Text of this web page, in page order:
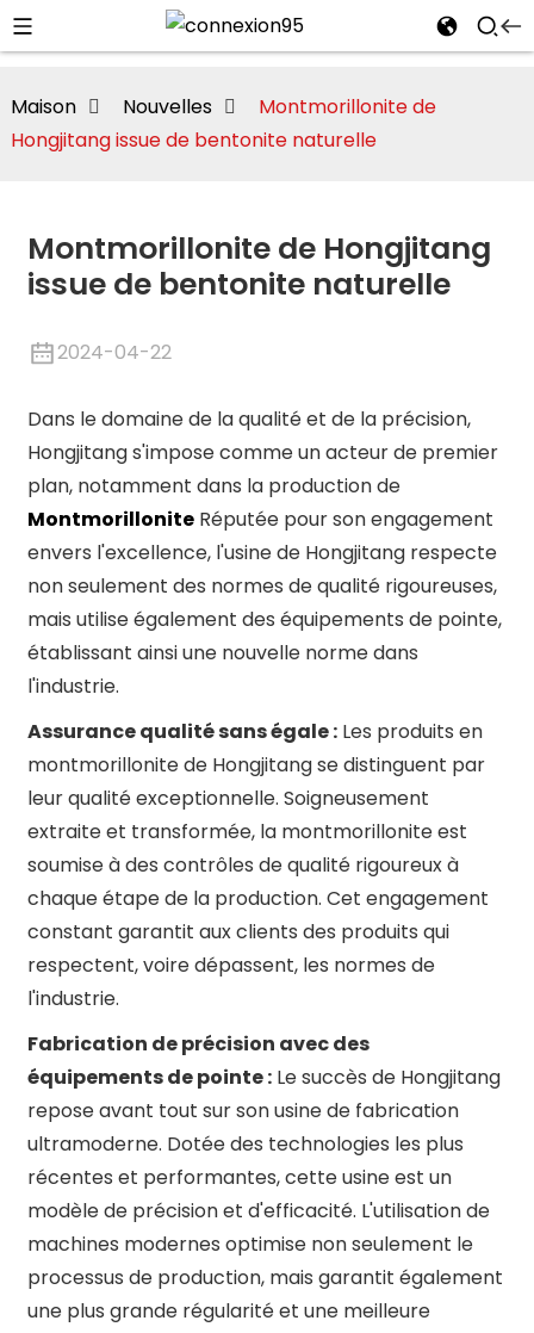
Maison Nouvelles
Montmorillonite de
Hongjitang issue de bentonite naturelle
Montmorillonite de Hongjitang
issue de bentonite naturelle
2024-04-22
Dans le domaine de la qualité et de la précision,
Hongjitang s'impose comme un acteur de premier
plan, notamment dans la production de
MontmorilloniteRéputée pour son engagement
envers l'excellence, l'usine de Hongjitang respecte
non seulement des normes de qualité rigoureuses,
mais utilise également des équipements de pointe,
établissant ainsi une nouvelle norme dans
l'industrie.
Assurance qualité sans égale :Les produits en
montmorillonite de Hongjitang se distinguent par
leur qualité exceptionnelle. Soigneusement
extraite et transformée, la montmorillonite est
soumise à des contrôles de qualité rigoureux à
chaque étape de la production. Cet engagement
constant garantit aux clients des produits qui
respectent, voire dépassent, les normes de
l'industrie.
Fabrication de précision avec des
équipements de pointe :Le succès de Hongjitang
repose avant tout sur son usine de fabrication
ultramoderne. Dotée des technologies les plus
récentes et performantes, cette usine est un
modèle de précision et d'efficacité. L'utilisation de
machines modernes optimise non seulement le
processus de production, mais garantit également
une plus grande régularité et une meilleure